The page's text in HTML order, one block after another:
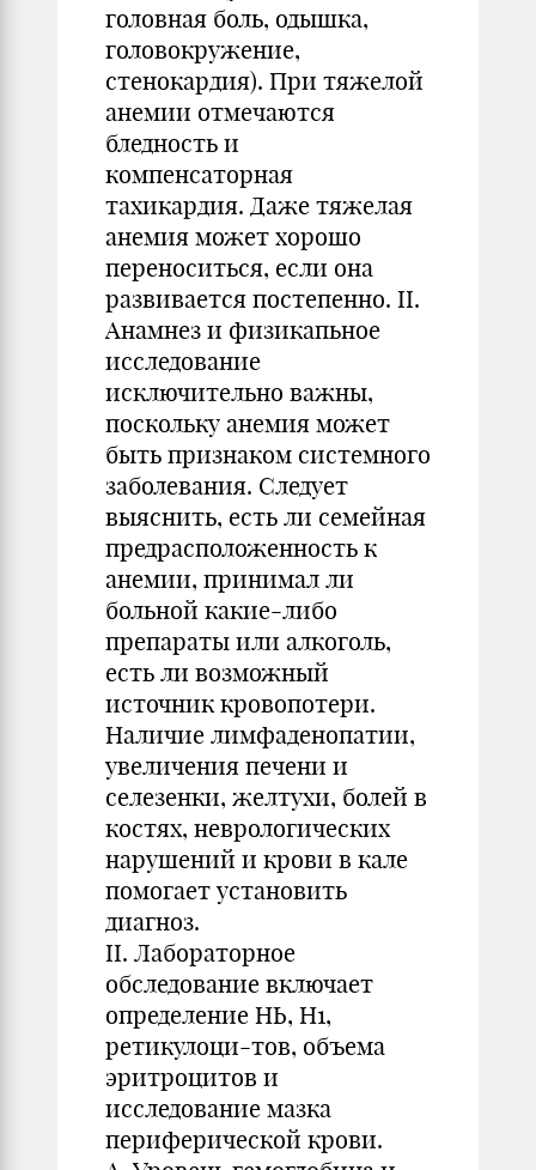
головная боль, одышка,
головокружение,
стенокардия). При тяжелой
анемии отмечаются
бледность и
компенсаторная
тахикардия. Даже тяжелая
анемия может хорошо
переноситься, если она
развивается постепенно. II.
Анамнез и физикапьное
исследование
исключительно важны,
поскольку анемия может
быть признаком системного
заболевания. Следует
выяснить, есть ли семейная
предрасположенность к
анемии, принимал ли
больной какие-либо
препараты или алкоголь,
есть ли возможный
источник кровопотери.
Наличие лимфаденопатии,
увеличения печени и
селезенки, желтухи, болей в
костях, неврологических
нарушений и крови в кале
помогает установить
диагноз.
II. Лабораторное
обследование включает
определение НЬ, Н1,
ретикулоци-тов, объема
эритроцитов и
исследование мазка
периферической крови.